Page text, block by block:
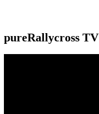
pureRallycross TV